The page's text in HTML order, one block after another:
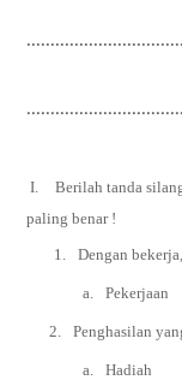
I.
Berilah tanda
paling benar!
1.
Dengan
a.
2. Penghasilan
a.